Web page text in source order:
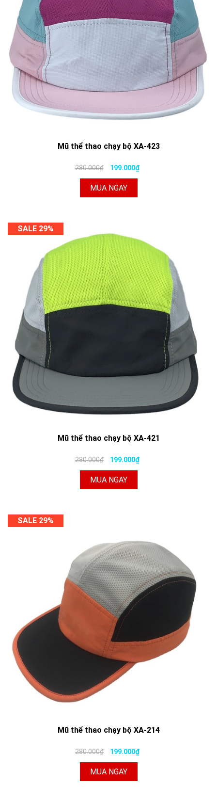
Mũ thể thao chạy bộ XA-423
280.000₫ 199.000₫
MUA NGAY
SALE 29%
Mũ thể thao chạy bộ XA-421
280.000₫ 199.000₫
MUA NGAY
SALE 29%
Mũ thể thao chạy bộ XA-214
280.000₫ 199.000₫
MUA NGAY